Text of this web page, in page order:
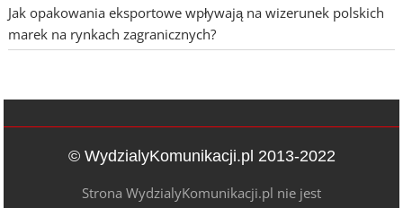
Jak opakowania eksportowe wpływają na wizerunek polskich
marek na rynkach zagranicznych?
© WydzialyKomunikacji.pl 2013-2022
Strona WydzialyKomunikacji.pl nie jest